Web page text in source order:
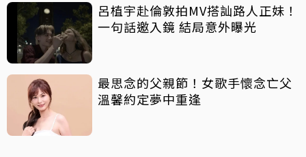
呂植宇赴倫敦拍MV搭訕路人正妹！
一句話邀入鏡 結局意外曝光
最思念的父親節！女歌手懷念亡父
溫馨約定夢中重逢